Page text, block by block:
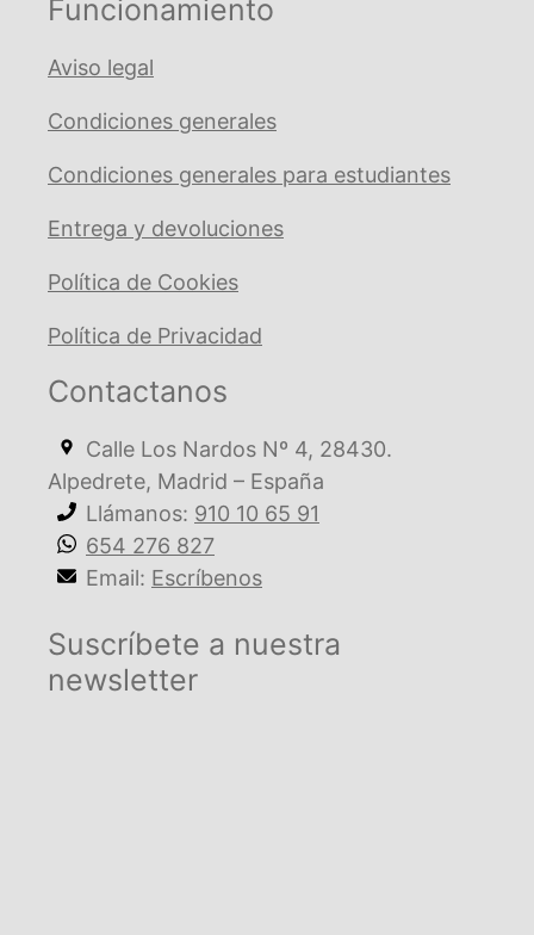
Funcionamiento
Aviso legal
Condiciones generales
Condiciones generales para estudiantes
Entrega y devoluciones
Política de Cookies
Política de Privacidad
Contactanos
Calle Los Nardos Nº 4, 28430.
Alpedrete, Madrid – España
Llámanos: 910 10 65 91
654 276 827
Email: Escríbenos
Suscríbete a nuestra
newsletter